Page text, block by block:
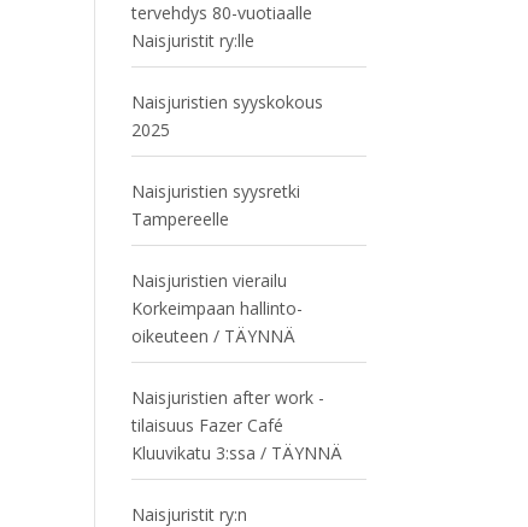
tervehdys 80-vuotiaalle
Naisjuristit ry:lle
Naisjuristien syyskokous
2025
Naisjuristien syysretki
Tampereelle
Naisjuristien vierailu
Korkeimpaan hallinto-
oikeuteen / TÄYNNÄ
Naisjuristien after work -
tilaisuus Fazer Café
Kluuvikatu 3:ssa / TÄYNNÄ
Naisjuristit ry:n